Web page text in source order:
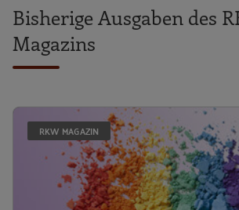
Bisherige Ausgaben des
Magazins
RKW MAGAZIN